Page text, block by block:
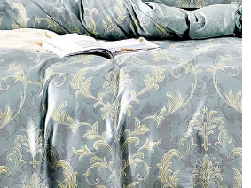
使用他人資訊註冊。若發現惡意使用之情形，
停止該用戶之使用額度並採取法律行動。